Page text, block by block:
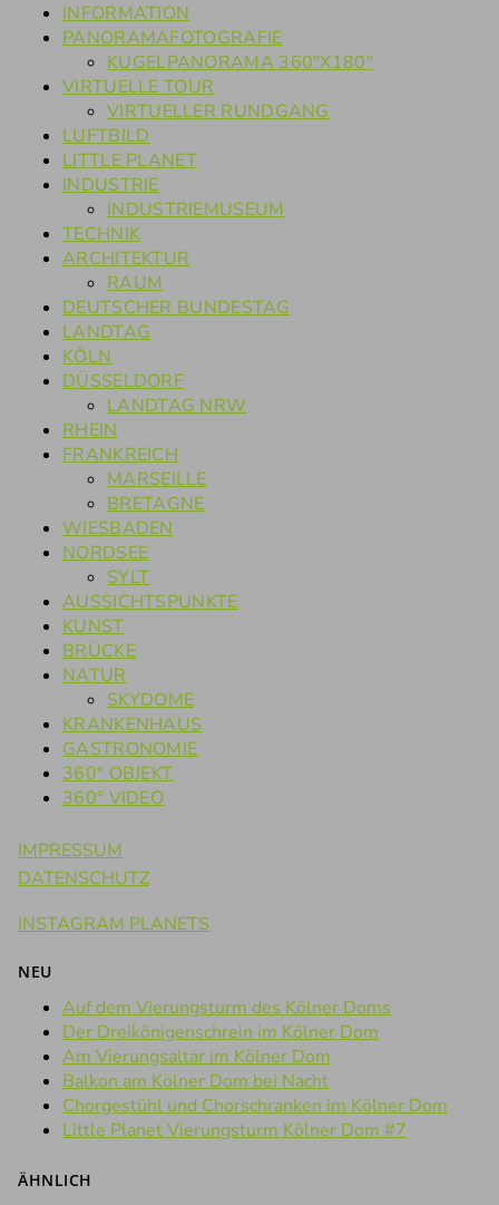
INFORMATION
PANORAMAFOTOGRAFIE
KUGELPANORAMA 360°X180°
VIRTUELLE TOUR
VIRTUELLER RUNDGANG
LUFTBILD
LITTLE PLANET
INDUSTRIE
INDUSTRIEMUSEUM
TECHNIK
ARCHITEKTUR
RAUM
DEUTSCHER BUNDESTAG
LANDTAG
KÖLN
DÜSSELDORF
LANDTAG NRW
RHEIN
FRANKREICH
MARSEILLE
BRETAGNE
WIESBADEN
NORDSEE
SYLT
AUSSICHTSPUNKTE
KUNST
BRÜCKE
NATUR
SKYDOME
KRANKENHAUS
GASTRONOMIE
360° OBJEKT
360° VIDEO
IMPRESSUM
DATENSCHUTZ
INSTAGRAM PLANETS
NEU
Auf dem Vierungsturm des Kölner Doms
Der Dreikönigenschrein im Kölner Dom
Am Vierungsaltar im Kölner Dom
Balkon am Kölner Dom bei Nacht
Chorgestühl und Chorschranken im Kölner Dom
Little Planet Vierungsturm Kölner Dom #7
ÄHNLICH